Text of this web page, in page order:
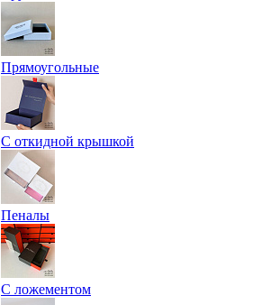
Прямоугольные
С откидной крышкой
Пеналы
С ложементом